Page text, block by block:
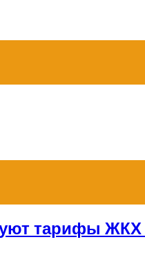
тарифы ЖКХ